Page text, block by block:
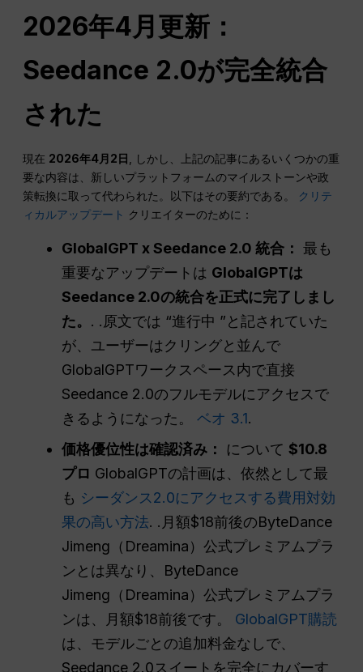
2026年4月更新：
Seedance 2.0が完全統合
された
現在 2026年4月2日
, しかし、上記の記事にあるいくつかの重
要な内容は、新しいプラットフォームのマイルストーンや政
策転換に取って代わられた。以下はその要約である。 クリテ
ィカルアップデート クリエイターのために：
GlobalGPT x Seedance 2.0 統合： 最も
重要なアップデートは GlobalGPTは
Seedance 2.0の統合を正式に完了しまし
た。 . .原文では “進行中 ”と記されていた
が、ユーザーはクリングと並んで
GlobalGPTワークスペース内で直接
Seedance 2.0のフルモデルにアクセスで
きるようになった。ベオ 3.1.
価格優位性は確認済み：
について$10.8
プロ GlobalGPTの計画は、依然として最
も シーダンス2.0にアクセスする費用対効
果の高い方法. .月額$18前後のByteDance
Jimeng（Dreamina）公式プレミアムプラ
ンとは異なり、ByteDance
Jimeng（Dreamina）公式プレミアムプラ
ンは、月額$18前後です。 GlobalGPT購読
は、モデルごとの追加料金なしで、
Seedance 2.0スイートを完全にカバーす